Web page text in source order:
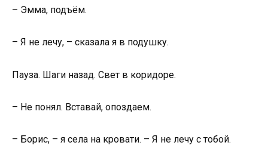
– Эмма, подъём.
– Я не лечу, – сказала я в подушку.
Пауза. Шаги назад. Свет в коридоре.
– Не понял. Вставай, опоздаем.
– Борис, – я села на кровати. – Я не лечу с тобой.